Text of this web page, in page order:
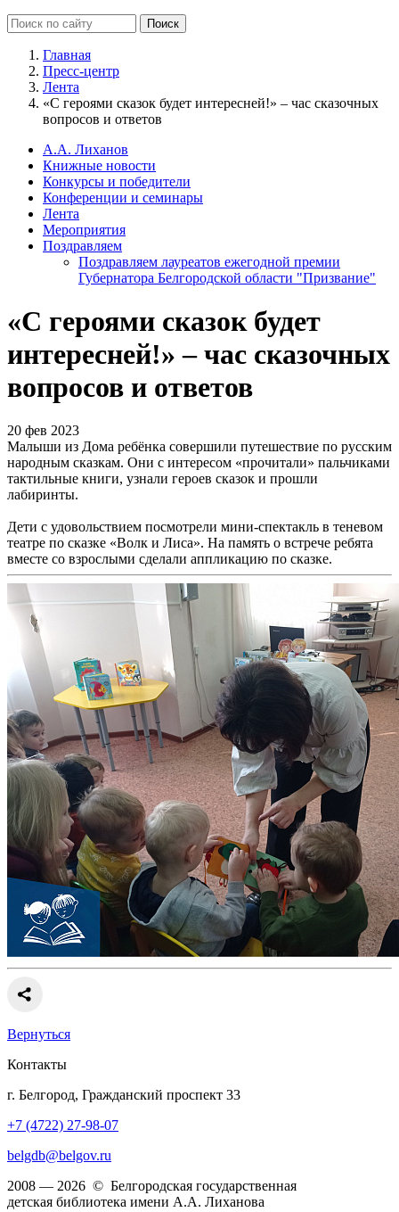
Главная
Пресс-центр
Лента
«С героями сказок будет интересней!» – час сказочных
вопросов и ответов
А.А. Лиханов
Книжные новости
Конкурсы и победители
Конференции и семинары
Лента
Мероприятия
Поздравляем
Поздравляем лауреатов ежегодной премии
Губернатора Белгородской области "Призвание"
«С героями сказок будет
интересней!» – час сказочных
вопросов и ответов
20 фев 2023
Малыши из Дома ребёнка совершили путешествие по русским
народным сказкам. Они с интересом «прочитали» пальчиками
тактильные книги, узнали героев сказок и прошли
лабиринты.
Дети с удовольствием посмотрели мини-спектакль в теневом
театре по сказке «Волк и Лиса». На память о встрече ребята
вместе со взрослыми сделали аппликацию по сказке.
Вернуться
Контакты
г. Белгород, Гражданский проспект 33
+7 (4722) 27-98-07
belgdb@belgov.ru
2008 — 2026 © Белгородская государственная
детская библиотека имени А.А. Лиханова